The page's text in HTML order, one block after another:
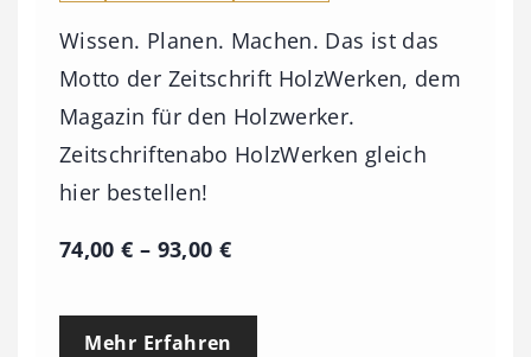
Wissen. Planen. Machen. Das ist das
Motto der Zeitschrift HolzWerken, dem
Magazin für den Holzwerker.
Zeitschriftenabo HolzWerken gleich
hier bestellen!
74,00€ – 93,00 €P
e
Mehr Erfahren